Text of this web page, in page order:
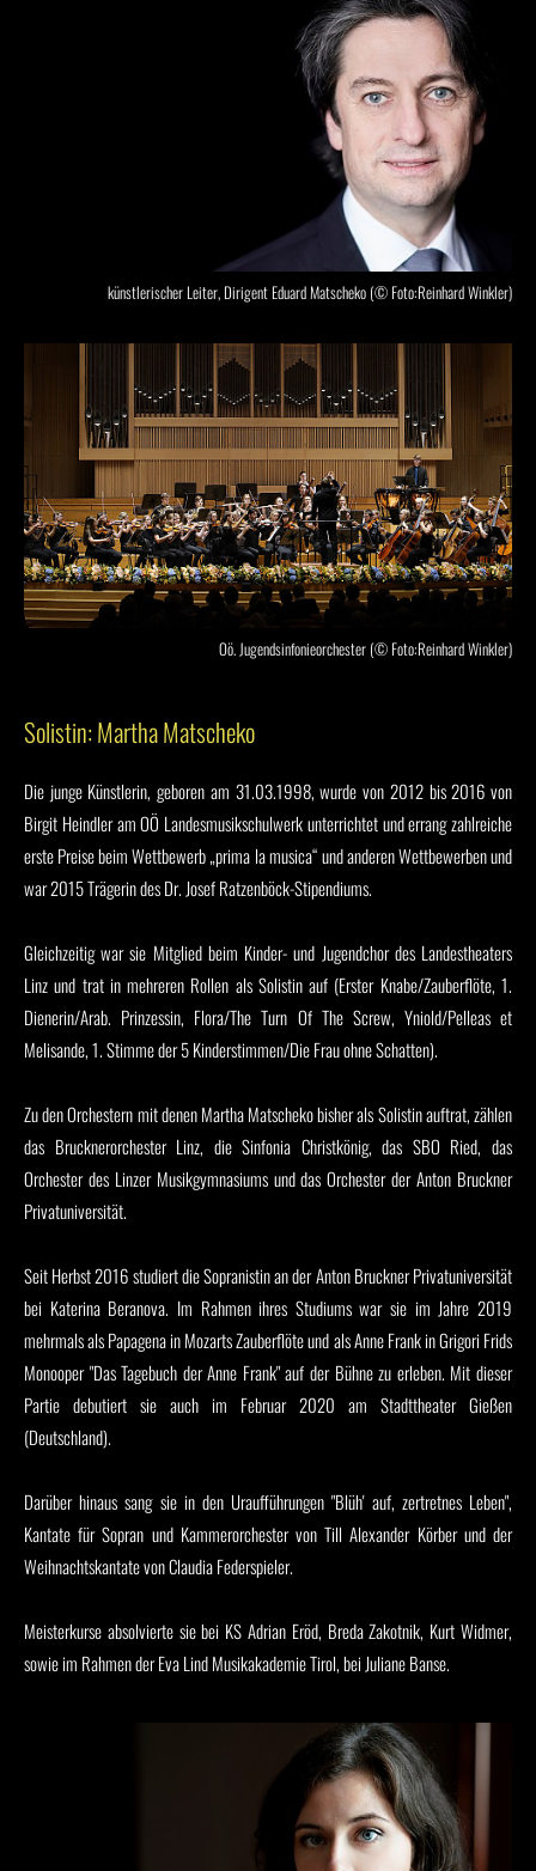
künstlerischer Leiter, Dirigent Eduard Matscheko (© Foto:Reinhard Winkler)
Oö. Jugendsinfonieorchester (© Foto:Reinhard Winkler)
Solistin: Martha Matscheko
Die junge Künstlerin, geboren am 31.03.1998, wurde von 2012 bis 2016 von
Birgit Heindler am OÖ Landesmusikschulwerk unterrichtet und errang zahlreiche
erste Preise beim Wettbewerb „prima la musica“ und anderen Wettbewerben und
war 2015 Trägerin des Dr. Josef Ratzenböck-Stipendiums.
Gleichzeitig war sie Mitglied beim Kinder- und Jugendchor des Landestheaters
Linz und trat in mehreren Rollen als Solistin auf (Erster Knabe/Zauberflöte, 1.
Dienerin/Arab. Prinzessin, Flora/The Turn Of The Screw, Yniold/Pelleas et
Melisande, 1. Stimme der 5 Kinderstimmen/Die Frau ohne Schatten).
Zu den Orchestern mit denen Martha Matscheko bisher als Solistin auftrat, zählen
das Brucknerorchester Linz, die Sinfonia Christkönig, das SBO Ried, das
Orchester des Linzer Musikgymnasiums und das Orchester der Anton Bruckner
Privatuniversität.
Seit Herbst 2016 studiert die Sopranistin an der Anton Bruckner Privatuniversität
bei Katerina Beranova. Im Rahmen ihres Studiums war sie im Jahre 2019
mehrmals als Papagena in Mozarts Zauberflöte und als Anne Frank in Grigori Frids
Monooper "Das Tagebuch der Anne Frank" auf der Bühne zu erleben. Mit dieser
Partie debutiert sie auch im Februar 2020 am Stadttheater Gießen
(Deutschland).
Darüber hinaus sang sie in den Uraufführungen "Blüh' auf, zertretnes Leben",
Kantate für Sopran und Kammerorchester von Till Alexander Körber und der
Weihnachtskantate von Claudia Federspieler.
Meisterkurse absolvierte sie bei KS Adrian Eröd, Breda Zakotnik, Kurt Widmer,
sowie im Rahmen der Eva Lind Musikakademie Tirol, bei Juliane Banse.